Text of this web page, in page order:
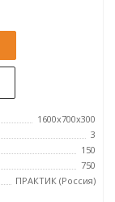
1600x700x300
3
150
750
ПРАКТИК (Россия)